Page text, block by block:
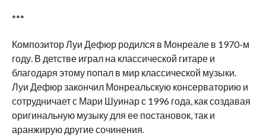
***
Композитор Луи Дефюр родился в Монреале в 1970-м
году. В детстве играл на классической гитаре и
благодаря этому попал в мир классической музыки.
Луи Дефюр закончил Монреальскую консерваторию и
сотрудничает с Мари Шуинар с 1996 года, как создавая
оригинальную музыку для ее постановок, так и
аранжирую другие сочинения.